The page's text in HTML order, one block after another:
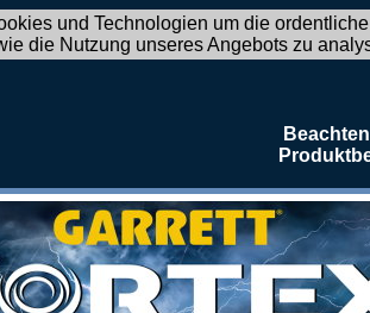
und Technologien um die
die Nutzung unseres Angebots zu